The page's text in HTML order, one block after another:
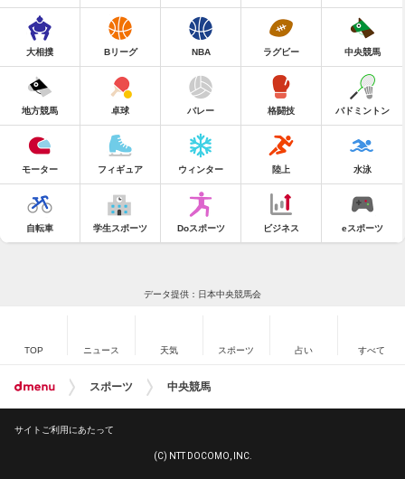
大相撲 Bリーグ NBA ラグビー 中央競馬
地方競馬 卓球 バレー 格闘技 バドミントン
モーター フィギュア ウィンター 陸上 水泳
自転車 学生スポーツ Doスポーツ ビジネス eスポーツ
データ提供：日本中央競馬会
TOP ニュース 天気 スポーツ 占い すべて
スポーツ 中央競馬
サイトご利用にあたって
(C) NTT DOCOMO, INC.